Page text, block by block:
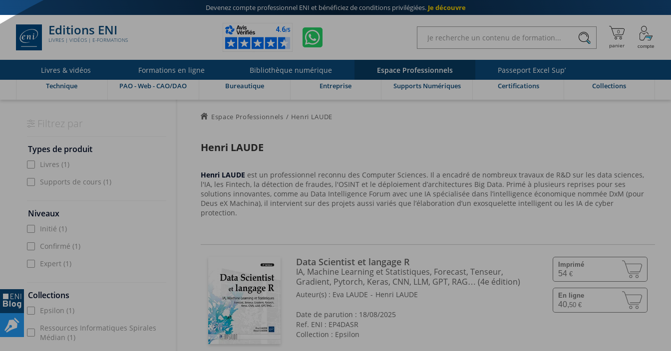
Devenez compte professionnel ENI et bénéficiez deconditions privilégiées. Je découvre
Editions ENI
LIVRES | VIDÉOS | E-FORMATIONS
Livres & vidéos Formations en ligne Bibliothèque numérique Espace Professionnels Passeport Excel Sup’
Technique PAO - Web - CAO/DAO Bureautique Entreprise Supports Numériques Certifications Collections
Filtrez par
Types de produit
Livres (1)
Supports de cours (1)
Niveaux
Initié (1)
Confirmé (1)
Expert (1)
Collections
Epsilon (1)
Ressources Informatiques Spirales
Médian (1)
Espace Professionnels Henri LAUDE
Henri LAUDE
Henri LAUDE est un professionnel reconnu des Computer Sciences. Il a encadré de nombreux travaux de R&D sur les data sciences,
l'IA, les Fintech, la détection de fraudes, l'OSINT et le déploiement d’architectures Big Data. Primé à plusieurs reprises pour ses
solutions innovantes, comme au Data Intelligence Forum avec une IA spécialisée dans l’intelligence économique nommée DxM (pour
Deus eX Machina), il intervient sur des projets aussi variés que l’élaboration d’un exosquelette intelligent ou les IA de cyber
protection.
Data Scientist et langage R
IA, Machine Learning et Statistiques, Forecast, Tenseur,
Gradient, Pytorch, Keras, CNN, LLM, GPT, RAG… (4e édition)
Auteur(s) : Eva LAUDE Henri LAUDE
Date de parution : 18/08/2025
Ref. ENI : EP4DASR
Collection : Epsilon
Imprimé
54 €
En ligne
40,50 €